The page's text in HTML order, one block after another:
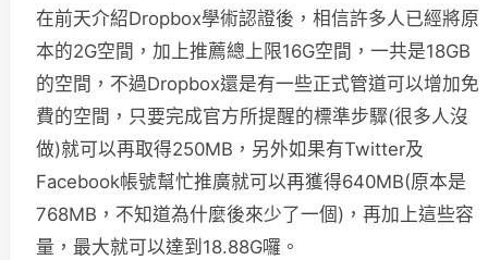
在前天介紹Dropbox學術認證後，相信許多人已經將原
本的2G空間，加上推薦總上限16G空間，一共是18GB
的空間，不過Dropbox還是有一些正式管道可以增加免
費的空間，只要完成官方所提醒的標準步驟(很多人沒
做)就可以再取得250MB，另外如果有Twitter及
Facebook帳號幫忙推廣就可以再獲得640MB(原本是
768MB，不知道為什麼後來少了一個)，再加上這些容
量，最大就可以達到18.88G囉。